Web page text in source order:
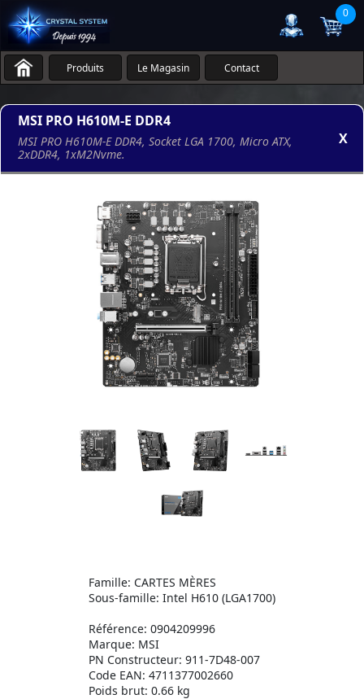
0
Produits Le Magasin Contact
MSI PRO H610M-E DDR4
MSI PRO H610M-E DDR4, Socket LGA 1700, Micro ATX,
2xDDR4, 1xM2Nvme.
X
Famille: CARTES MÈRES
Sous-famille: Intel H610 (LGA1700)
Référence: 0904209996
Marque: MSI
PN Constructeur: 911-7D48-007
Code EAN: 4711377002660
Poids brut: 0.66 kg